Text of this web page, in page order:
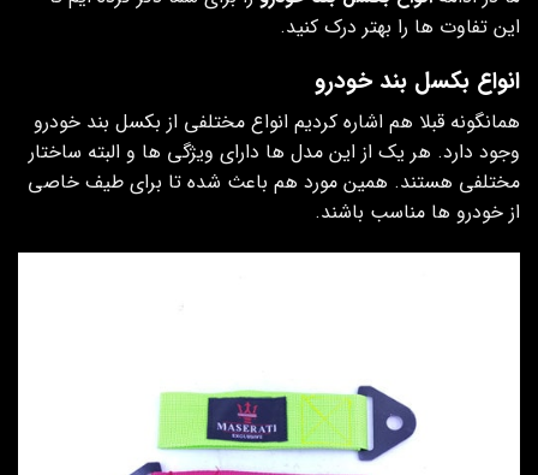
این تفاوت ها را بهتر درک کنید.
انواع بکسل بند خودرو
همانگونه قبلا هم اشاره کردیم‌ انواع مختلفی از بکسل بند خودرو
وجود دارد. هر یک از این مدل ها دارای ویژگی ها و البته ساختار
مختلفی هستند. همین مورد هم باعث شده تا برای طیف خاصی
از خودرو ها مناسب باشند.